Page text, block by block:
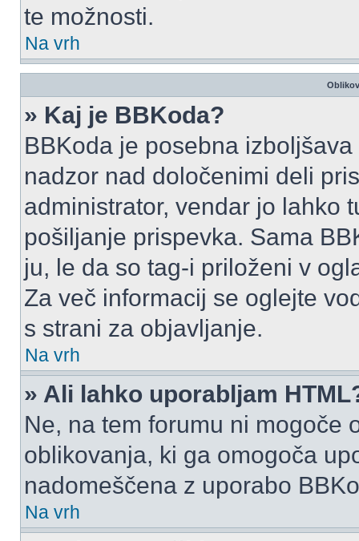
te možnosti.
Na vrh
» Kaj je BBKoda?
BBKoda je posebna
nadzor nad določenimi deli
administrator, vendar jo lahko
pošiljanje prispevka. Sama
ju, le da so tag-i priloženi v
Za več informacij se oglejte
s strani za objavljanje.
Na vrh
» Ali lahko uporabljam
Ne, na tem forumu ni mogoče
oblikovanja, ki ga omogoča
nadomeščena z uporabo
Na vrh